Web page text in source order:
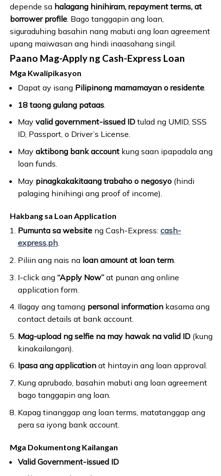
depende sa halagang hinihiram, repayment terms, at
borrower profile. Bago tanggapin ang loan,
siguraduhing basahin nang mabuti ang loan agreement
upang maiwasan ang hindi inaasahang singil.
Paano Mag-Apply ng Cash-Express Loan
Mga Kwalipikasyon
Dapat ay isang Pilipinong mamamayan o residente.
18 taong gulang pataas.
May valid government-issued IDtulad ng UMID, SSS
ID, Passport, o Driver’s License.
May aktibong bank accountkung saan ipapadala ang
loan funds.
May pinagkakakitaang trabaho o negosyo(hindi
palaging hinihingi ang proof of income).
Hakbang sa Loan Application
Pumunta sa websiteng Cash-Express: cash-
express.ph.
Piliin ang nais na loan amount at loan term.
I-click ang “Apply Now”at punan ang online
application form.
Ilagay ang tamang personal informationkasama ang
contact details at bank account.
Mag-upload ng selfie na may hawak na valid ID(kung
kinakailangan).
Ipasa ang applicationat hintayin ang loan approval.
Kung aprubado, basahin mabuti ang loan agreement
bago tanggapin ang loan.
Kapag tinanggap ang loan terms, matatanggap ang
pera sa iyong bank account.
Mga Dokumentong Kailangan
Valid Government-issued ID